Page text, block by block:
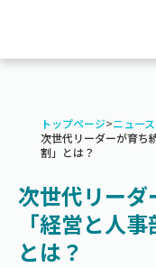
トップページ>ニュー
次世代リーダーが育ち
割」とは？
次世代リー
「経営と人
とは？